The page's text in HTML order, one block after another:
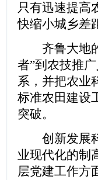
只有迅速提高
快缩小城乡差
齐鲁大地的
者”到农技推
系，并把农业
标准农田建设
突破。
创新发展科
业现代化的制
层党建工作方